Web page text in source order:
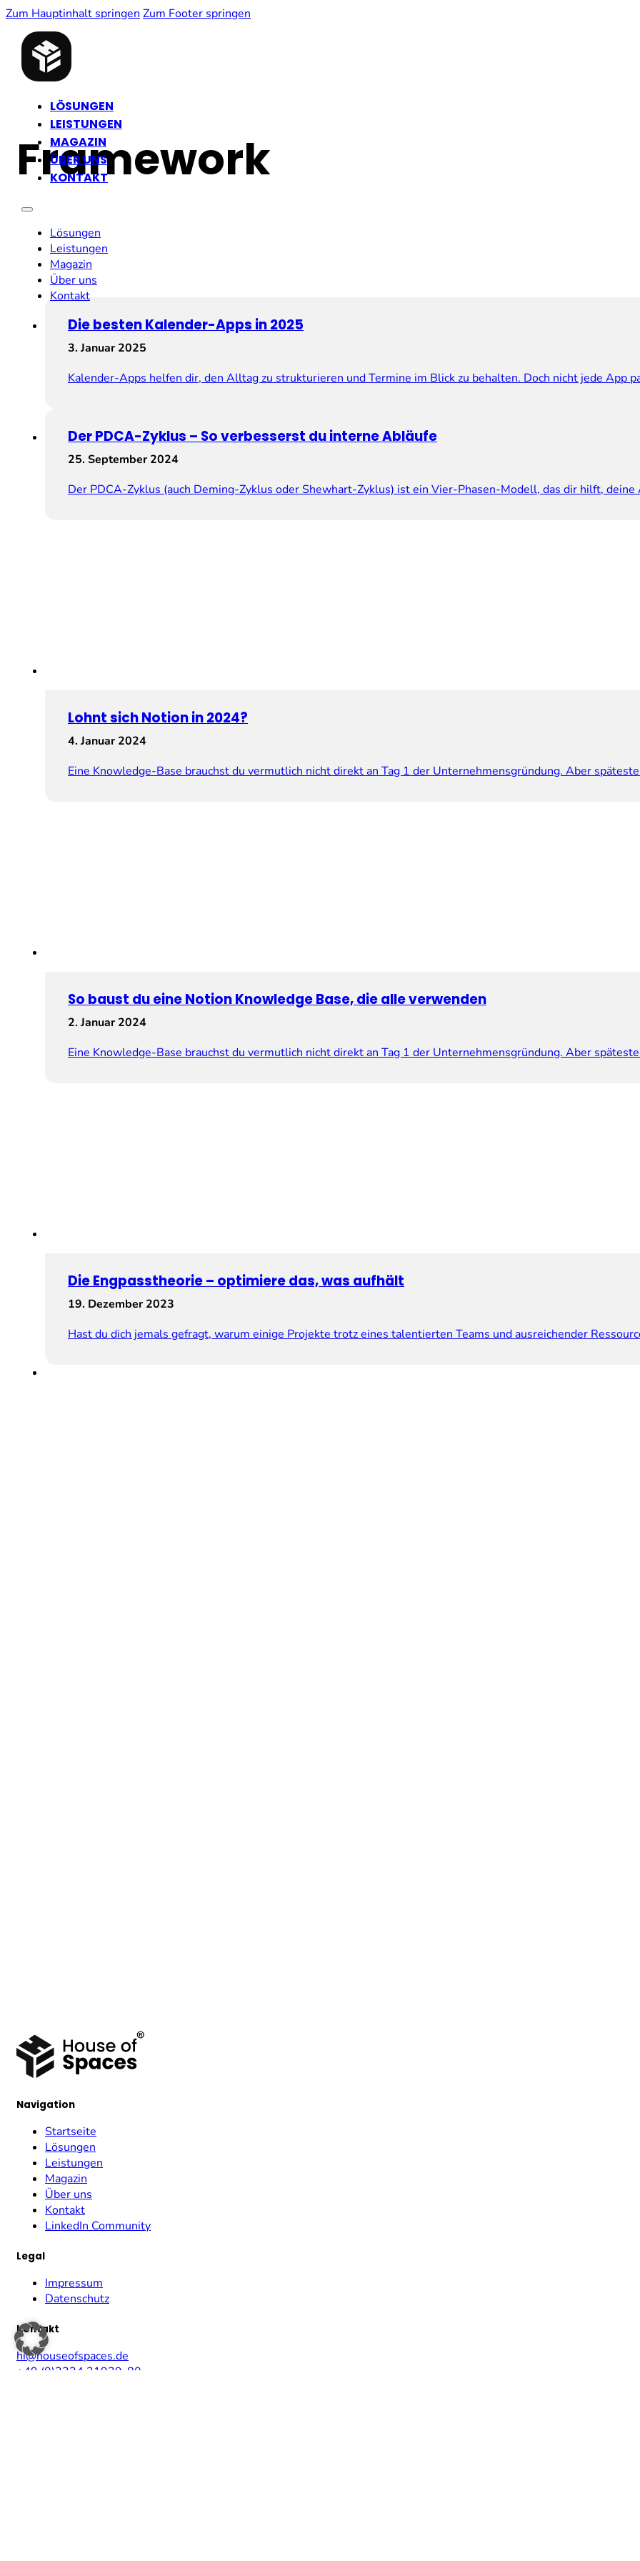
Zum Hauptinhalt springen Zum Footer springen
LÖSUNGEN
LEISTUNGEN
MAGAZIN
ÜBER UNS
KONTAKT
Lösungen
Leistungen
Magazin
Über uns
Kontakt
Framework
Die besten Kalender-Apps in 2025
3. Januar 2025
Kalender-Apps helfen dir, den Alltag zu strukturieren und Termine im Blick zu behalten. Doch nicht jede App
Der PDCA-Zyklus – So verbesserst du interne Abläufe
25. September 2024
Der PDCA-Zyklus (auch Deming-Zyklus oder Shewhart-Zyklus) ist ein Vier-Phasen-Modell, das dir hilft,
Lohnt sich Notion in 2024?
4. Januar 2024
Eine Knowledge-Base brauchst du vermutlich nicht direkt an Tag 1 der Unternehmensgründung. Aber
So baust du eine Notion Knowledge Base, die alle verwenden
2. Januar 2024
Eine Knowledge-Base brauchst du vermutlich nicht direkt an Tag 1 der Unternehmensgründung. Aber
Die Engpasstheorie – optimiere das, was aufhält
19. Dezember 2023
Hast du dich jemals gefragt, warum einige Projekte trotz eines talentierten Teams und ausreichender
Navigation
Startseite
Lösungen
Leistungen
Magazin
Über uns
Kontakt
LinkedIn Community
Legal
Impressum
Datenschutz
Kontakt
hi@houseofspaces.de
+49 (0)2234 21929-80